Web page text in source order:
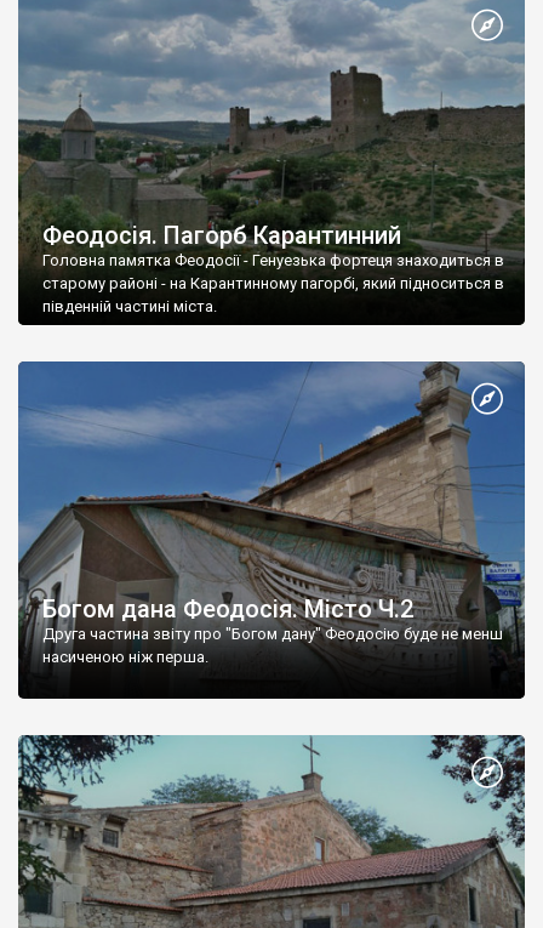
Феодосія. Пагорб Карантинний
Головна памятка Феодосії - Генуезька фортеця знаходиться в
старому районі - на Карантинному пагорбі, який підноситься в
південній частині міста.
Богом дана Феодосія. Місто Ч.2
Друга частина звіту про "Богом дану" Феодосію буде не менш
насиченою ніж перша.